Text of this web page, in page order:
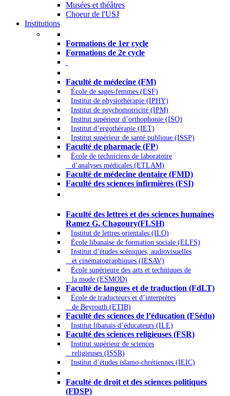
Musées et théâtres
Choeur de l'USJ
Institutions
Formations de 1er cycle
Formations de 2e cycle
Faculté de médecine (FM)
École de sages-femmes (ESF)
Institut de physiothérapie (IPHY)
Institut de psychomotricité (IPM)
Institut supérieur d’orthophonie (ISO)
Institut d’ergothérapie (IET)
Institut supérieur de santé publique (ISSP)
Faculté de pharmacie (FP)
École de techniciens de laboratoire
d’analyses médicales (ETLAM)
Faculté de médecine dentaire (FMD)
Faculté des sciences infirmières (FSI)
Faculté des lettres et des sciences humaines
Ramez G. Chagoury(FLSH)
Institut de lettres orientales (ILO)
École libanaise de formation sociale (ELFS)
Institut d’études scéniques, audiovisuelles
et cinématographiques (IESAV)
École supérieure des arts et techniques de
la mode (ESMOD)
Faculté de langues et de traduction (FdLT)
École de traducteurs et d’interprètes
de Beyrouth (ETIB)
Faculté des sciences de l’éducation (FSédu)
Institut libanais d’éducateurs (ILE)
Faculté des sciences religieuses (FSR)
Institut supérieur de sciences
religieuses (ISSR)
Institut d’études islamo-chrétiennes (IEIC)
Faculté de droit et des sciences politiques
(FDSP)